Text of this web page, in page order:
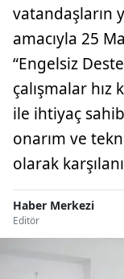
vatandaşların
amacıyla 25
“Engelsiz
çalışmalar
ile ihtiyaç
onarım ve
olarak
Haber Merkezi
Editör